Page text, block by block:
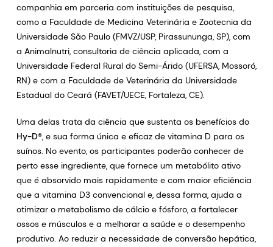
companhia em parceria com instituições de pesquisa,
como a Faculdade de Medicina Veterinária e Zootecnia da
Universidade São Paulo (FMVZ/USP, Pirassununga, SP), com
a Animalnutri, consultoria de ciência aplicada, com a
Universidade Federal Rural do Semi-Árido (UFERSA, Mossoró,
RN) e com a Faculdade de Veterinária da Universidade
Estadual do Ceará (FAVET/UECE, Fortaleza, CE).
Uma delas trata da ciência que sustenta os benefícios do
Hy-D®, e sua forma única e eficaz de vitamina D para os
suínos. No evento, os participantes poderão conhecer de
perto esse ingrediente, que fornece um metabólito ativo
que é absorvido mais rapidamente e com maior eficiência
que a vitamina D3 convencional e, dessa forma, ajuda a
otimizar o metabolismo de cálcio e fósforo, a fortalecer
ossos e músculos e a melhorar a saúde e o desempenho
produtivo. Ao reduzir a necessidade de conversão hepática,